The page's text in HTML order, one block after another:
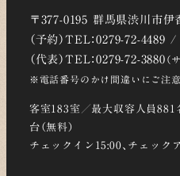
〒377-0195 群馬県渋川市伊
（予約）TEL：0279-72-4489
（代表）TEL：0279-72-3880 （
※電話番号のかけ間違いにご注
客室183室／最大収容人員881
台（無料）
チェックイン15:00、チェック